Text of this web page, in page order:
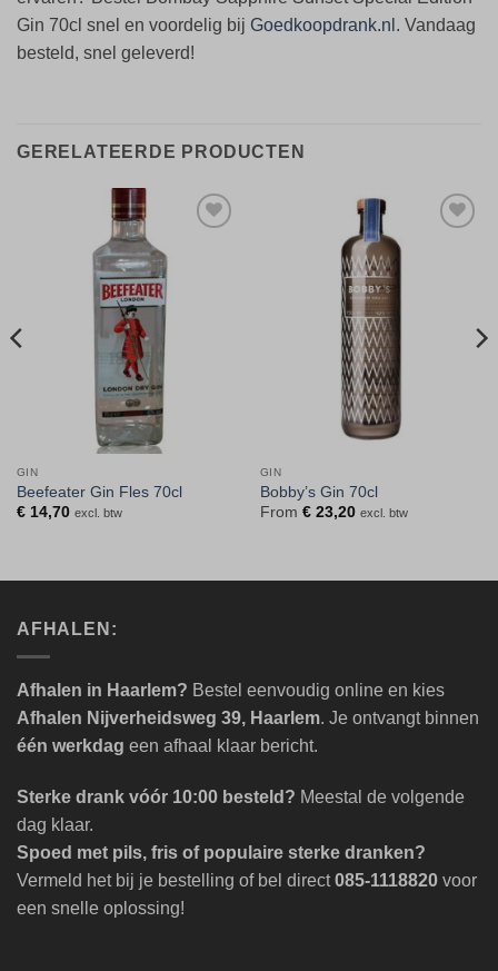
Gin 70cl snel en voordelig bij Goedkoopdrank.nl . Vandaag
besteld, snel geleverd!
GERELATEERDE PRODUCTEN
verlanglijst
GIN
Beefeater Gin Fles 70cl
€14,70 excl. btw
GIN
Bobby’s Gin 70cl
From €23,20 excl. btw
AFHALEN:
Afhalen in Haarlem? Bestel eenvoudig online en kies
Afhalen Nijverheidsweg 39, Haarlem. Je ontvangt binnen
één werkdag een afhaal klaar bericht.
Sterke drank vóór 10:00 besteld? Meestal de volgende
dag klaar.
Spoed met pils, fris of populaire sterke dranken?
Vermeld het bij je bestelling of bel direct085-1118820 voor
een snelle oplossing!